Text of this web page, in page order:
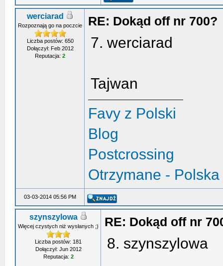
werciarad
Rozpoznają go na poczcie
Liczba postów: 650
Dołączył: Feb 2012
Reputacja: 2
RE: Dokąd off nr 700?
7. werciarad
Tajwan
Favy z Polski
Blog
Postcrossing
Otrzymane - Polska
03-03-2014 05:56 PM
szynszylowa
Więcej czystych niż wysłanych ;)
Liczba postów: 181
Dołączył: Jun 2012
Reputacja: 2
RE: Dokąd off nr
8. szynszylowa